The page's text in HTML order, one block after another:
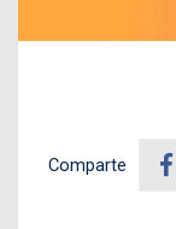
Comparte